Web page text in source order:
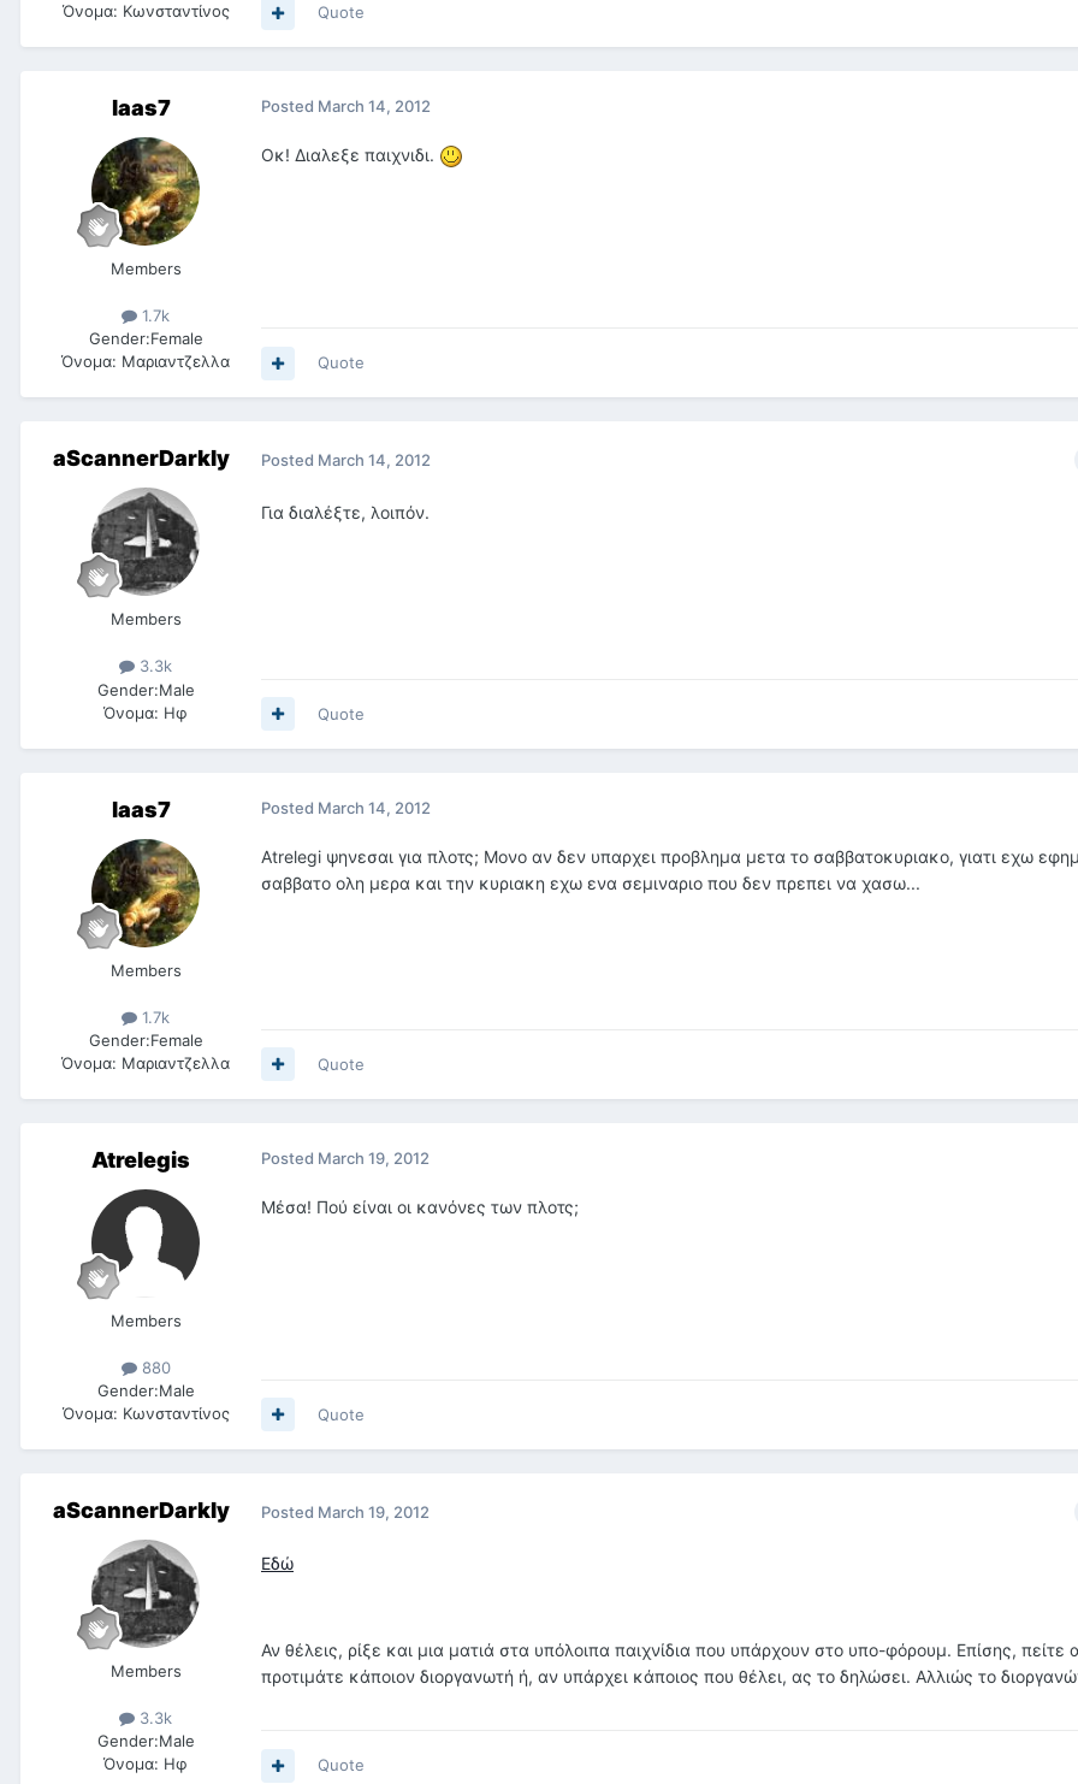
Όνομα: Κωνσταντίνος Quote
laas7
Members
1.7k
Gender:Female
Όνομα: Μαριαντζελλα
Posted March 14, 2012
Oκ! Διαλεξε παιχνιδι.
Quote
aScannerDarkly
Members
3.3k
Gender:Male
Όνομα: Ηφ
Posted March 14, 2012
Για διαλέξτε, λοιπόν.
Quote
laas7
Members
1.7k
Gender:Female
Όνομα: Μαριαντζελλα
Posted March 14, 2012
Atrelegi ψηνεσαι για πλοτς; Μονο αν δεν υπαρχει προβλημα μετα το σαββατοκυριακο, γιατι εχω
σαββατο ολη μερα και την κυριακη εχω ενα σεμιναριο που δεν πρεπει να χασω...
Quote
Atrelegis
Members
880
Gender:Male
Όνομα: Κωνσταντίνος
Posted March 19, 2012
Μέσα! Πού είναι οι κανόνες των πλοτς;
Quote
aScannerDarkly
Members
3.3k
Gender:Male
Όνομα: Ηφ
Posted March 19, 2012
Εδώ
Αν θέλεις, ρίξε και μια ματιά στα υπόλοιπα παιχνίδια που υπάρχουν στο υπο-φόρουμ. Επίσης, πείτε
προτιμάτε κάποιον διοργανωτή ή, αν υπάρχει κάποιος που θέλει, ας το δηλώσει. Αλλιώς το
Quote